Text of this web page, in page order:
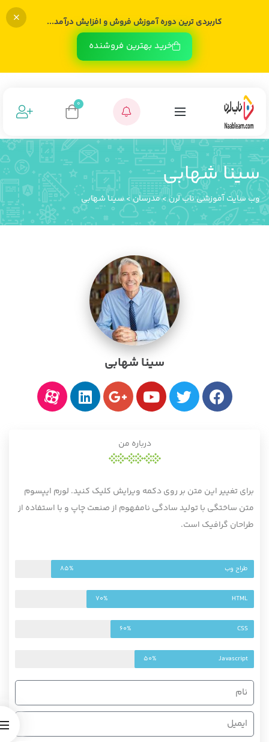
کاربردی ترین دوره آموزش فروش و افزایش درآمد...
خرید بهترین فروشنده
0
سینا شهابی
وب سایت آموزشی ناب لرن>مدرسان>سینا شهابی
سینا شهابی
درباره من
برای تغییر این متن بر روی دکمه ویرایش کلیک کنید. لورم ایپسوم
متن ساختگی با تولید سادگی نامفهوم از صنعت چاپ و با استفاده از
طراحان گرافیک است.
طراح وب 85%
HTML
70%
CSS
60%
Javascript
50%